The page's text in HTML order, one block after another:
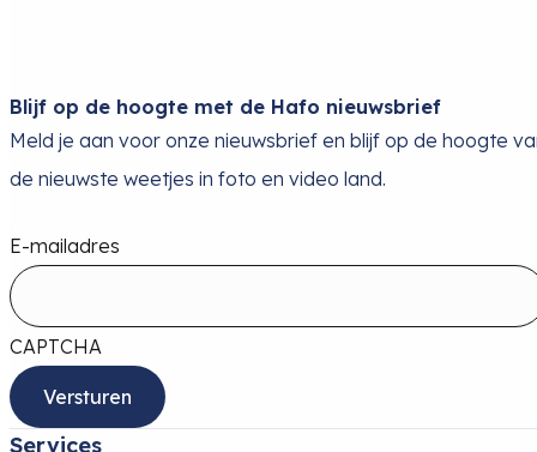
Blijf op de hoogte met de Hafo nieuwsbrief
Meld je aan voor onze nieuwsbrief en blijf op de hoogte
de nieuwste weetjes in foto en video land.
E-mailadres
CAPTCHA
Services